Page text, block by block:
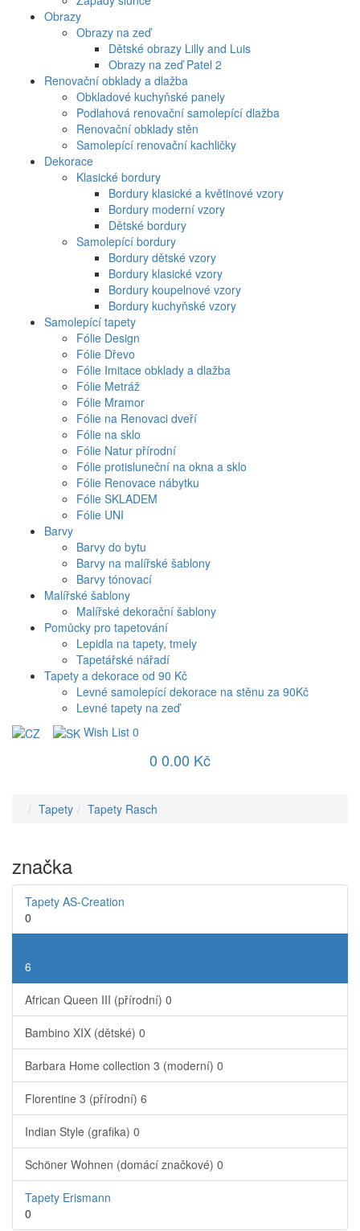
Obrazy
Obrazy na zeď
Dětské obrazy Lilly and Luis
Obrazy na zeď Patel 2
Renovační obklady a dlažba
Obkladové kuchyňské panely
Podlahová renovační samolepící dlažba
Renovační obklady stěn
Samolepící renovační kachličky
Dekorace
Klasické bordury
Bordury klasické a květinové vzory
Bordury moderní vzory
Dětské bordury
Samolepící bordury
Bordury dětské vzory
Bordury klasické vzory
Bordury koupelnové vzory
Bordury kuchyňské vzory
Samolepící tapety
Fólie Design
Fólie Dřevo
Fólie Imitace obklady a dlažba
Fólie Metráž
Fólie Mramor
Fólie na Renovaci dveří
Fólie na sklo
Fólie Natur přírodní
Fólie protisluneční na okna a sklo
Fólie Renovace nábytku
Fólie SKLADEM
Fólie UNI
Barvy
Barvy do bytu
Barvy na malířské šablony
Barvy tónovací
Malířské šablony
Malířské dekorační šablony
Pomůcky pro tapetování
Lepidla na tapety, tmely
Tapetářské nářadí
Tapety a dekorace od 90 Kč
Levné samolepící dekorace na stěnu za 90Kč
Levné tapety na zeď
Wish List 0
0 0.00 Kč
Tapety Tapety Rasch
značka
Tapety AS-Creation
0
6
African Queen III (přírodní) 0
Bambino XIX (dětské) 0
Barbara Home collection 3 (moderní) 0
Florentine 3 (přírodní) 6
Indian Style (grafika) 0
Schöner Wohnen (domácí značkové) 0
Tapety Erismann
0